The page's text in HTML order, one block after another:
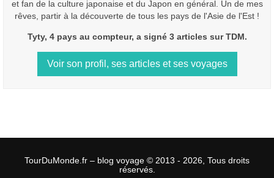
et fan de la culture japonaise et du Japon en général. Un de mes
rêves, partir à la découverte de tous les pays de l'Asie de l'Est !
Tyty, 4 pays au compteur, a signé 3 articles sur TDM.
Voir son profil, ses articles et ses voyages
TourDuMonde.fr – blog voyage © 2013 - 2026, Tous droits
réservés.